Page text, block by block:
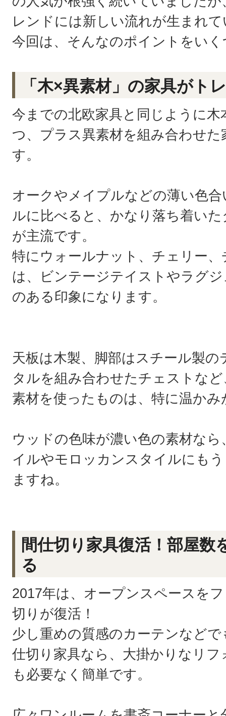
レンドには新しい流れが生まれ
今回は、そんなのポイントをい
「木×異素材」の家具がト
今までの北欧家具と同じように
つ、プラス異素材を組み合わせ
す。
オークやメイプルなどの薄い色
ルに比べると、かなり落ち着い
が主流です。
特にウォールナット、チェリー
は、ビンテージテイストやラグ
のある印象になります。
天板は木製、脚部はスチール製
タルを組み合わせたチェストな
素材を使ったものは、特に温か
ウッドの色味が濃い色の素材な
イルやモロッカンスタイルにも
ますね。
間仕切り家具復活！部屋数
る
2017年は、オープンスペースを
切りが復活！
少し重めの質感のカーテンなど
仕切り家具なら、大掛かりなリ
も必要なく簡単です。